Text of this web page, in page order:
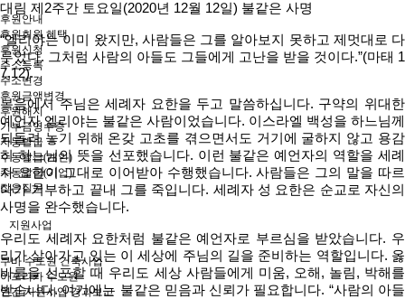
후원안내
후원회원 혜택
후원신청
주소등록
주소변경
후원금액변경
후원해지
기부금영수증
자동발급
수동발급(개인)
수동발급(기업)
잦은질문
지원사업
쿠바 수도원 건축사업
아프리카 수도원
연간 지원사업 경과보고
대림 제 2주간 토요일(2020년 12월 12일) 불같은 사명
“엘리야는 이미 왔지만, 사람들은 그를 알아보지 못하고 제멋대로 다
루었다. 그처럼 사람의 아들도 그들에게 고난을 받을 것이다.”(마태 1
7,12).
복음에서 주님은 세례자 요한을 두고 말씀하십니다. 구약의
위대한
예언자 엘리야는 불같은 사람이었습니다. 이스라엘 백성을 하느님께
되돌려 놓기 위해 온갖 고초를 겪으면서도 거기에 굴하지 않고 용감
히 하느님의 뜻을 선포했습니다. 이런 불같은 예언자의 역할을 세례
자 요한이 그대로 이어받아 수행했습니다.사람들은 그의 말을 따르
다가 거부하고 끝내 그를 죽입니다. 세례자 성 요한은 순교로 자신의
사명을 완수했습니다.
우리도 세례자 요한처럼 불같은 예언자로 부르심을 받았습니다. 우
리가 살아가고 있는 이 세상에 주님의 길을 준비하는 역할입니다. 옳
바름을 선포할 때 우리도 세상 사람들에게 미움, 오해 , 놀림, 박해를
받습니다.여기에는 불같은 믿음과 신뢰가 필요합니다. “사람의 아들